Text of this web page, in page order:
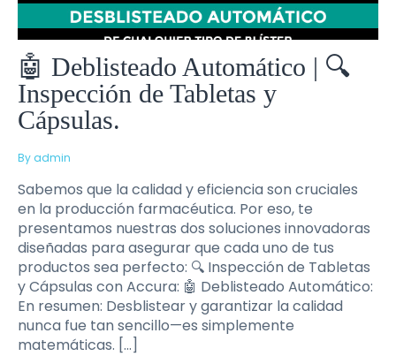
🤖 Deblisteado Automático | 🔍
Inspección de Tabletas y
Cápsulas.
By admin
Sabemos que la calidad y eficiencia son cruciales
en la producción farmacéutica. Por eso, te
presentamos nuestras dos soluciones innovadoras
diseñadas para asegurar que cada uno de tus
productos sea perfecto: 🔍 Inspección de Tabletas
y Cápsulas con Accura: 🤖 Deblisteado Automático:
En resumen: Desblistear y garantizar la calidad
nunca fue tan sencillo—es simplemente
matemáticas. […]